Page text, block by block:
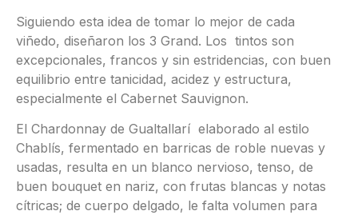
Siguiendo esta idea de tomar lo mejor de cada
viñedo, diseñaron los 3 Grand. Los tintos son
excepcionales, francos y sin estridencias, con buen
equilibrio entre tanicidad, acidez y estructura,
especialmente el Cabernet Sauvignon.
El Chardonnay de Gualtallarí elaborado al estilo
Chablís, fermentado en barricas de roble nuevas y
usadas, resulta en un blanco nervioso, tenso, de
buen bouquet en nariz, con frutas blancas y notas
cítricas; de cuerpo delgado, le falta volumen para